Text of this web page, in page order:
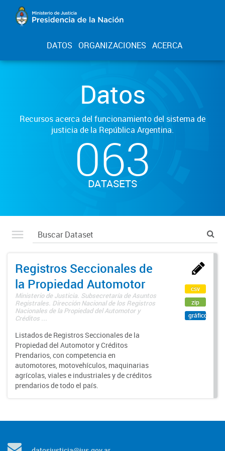
DATOS ORGANIZACIONES ACERCA
Datos
Recursos acerca del funcionamiento del sistema de
justicia de la República Argentina.
063
DATASETS
Registros Seccionales de
la Propiedad Automotor
Ministerio de Justicia. Subsecretaría de Asuntos
Registrales. Dirección Nacional de los Registros
Nacionales de la Propiedad del Automotor y
Créditos ...
Listados de Registros Seccionales de la
Propiedad del Automotor y Créditos
Prendarios, con competencia en
automotores, motovehículos, maquinarias
agrícolas, viales e industriales y de créditos
prendarios de todo el país.
csv
zip
gráfico